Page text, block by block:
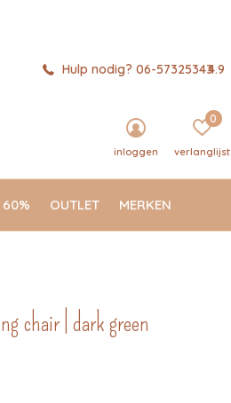
60% OUTLET MERKEN
inloggen verlanglijst
0
Hulp nodig? 06-573253434.9
chair | dark green